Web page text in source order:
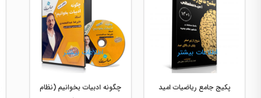
اطلاعات بیشتر
پکیج جامع ریاضیات امید
اطلاعات بیشتر
چگونه ادبیات بخوانیم (نظام